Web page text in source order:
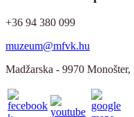
+36 94 380 099
muzeum@mfvk.hu
Madžarska - 9970